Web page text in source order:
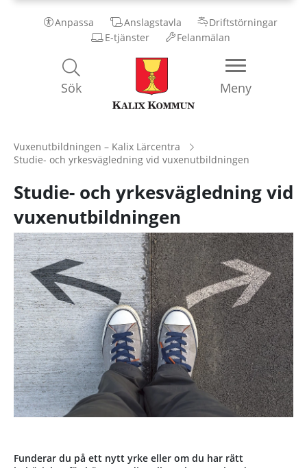
Anpassa Anslagstavla
Driftstörningar
E-tjänster
Felanmälan
Kalix
Kommun
Meny
Sök
Vuxenutbildningen – Kalix Lärcentra
Studie- och yrkesvägledning vid vuxenutbildningen
Studie- och yrkesvägledning vid
vuxenutbildningen
Funderar du på ett nytt yrke eller om du har rätt